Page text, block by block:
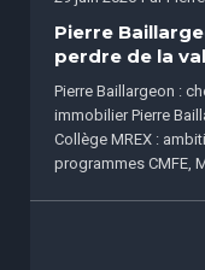
Pierre
perdre de la
Pierre Baillargeon :
immobilier Pierre
Collège MREX :
programmes CMFE,